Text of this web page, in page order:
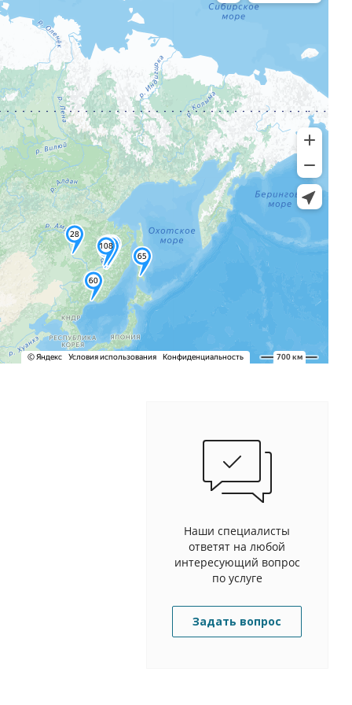
Наши специалисты
ответят на любой
интересующий вопрос
по услуге
Задать вопрос